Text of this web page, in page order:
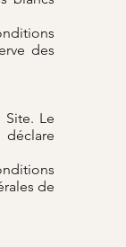
des
Site. Le
de